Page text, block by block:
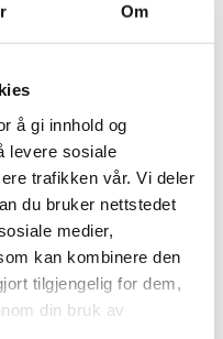
Om
å gi innhold og
levere sosiale
trafikken vår. Vi deler
du bruker nettstedet
medier,
kan kombinere den
tilgjengelig for dem,
din bruk av
håndtak
Farge:
